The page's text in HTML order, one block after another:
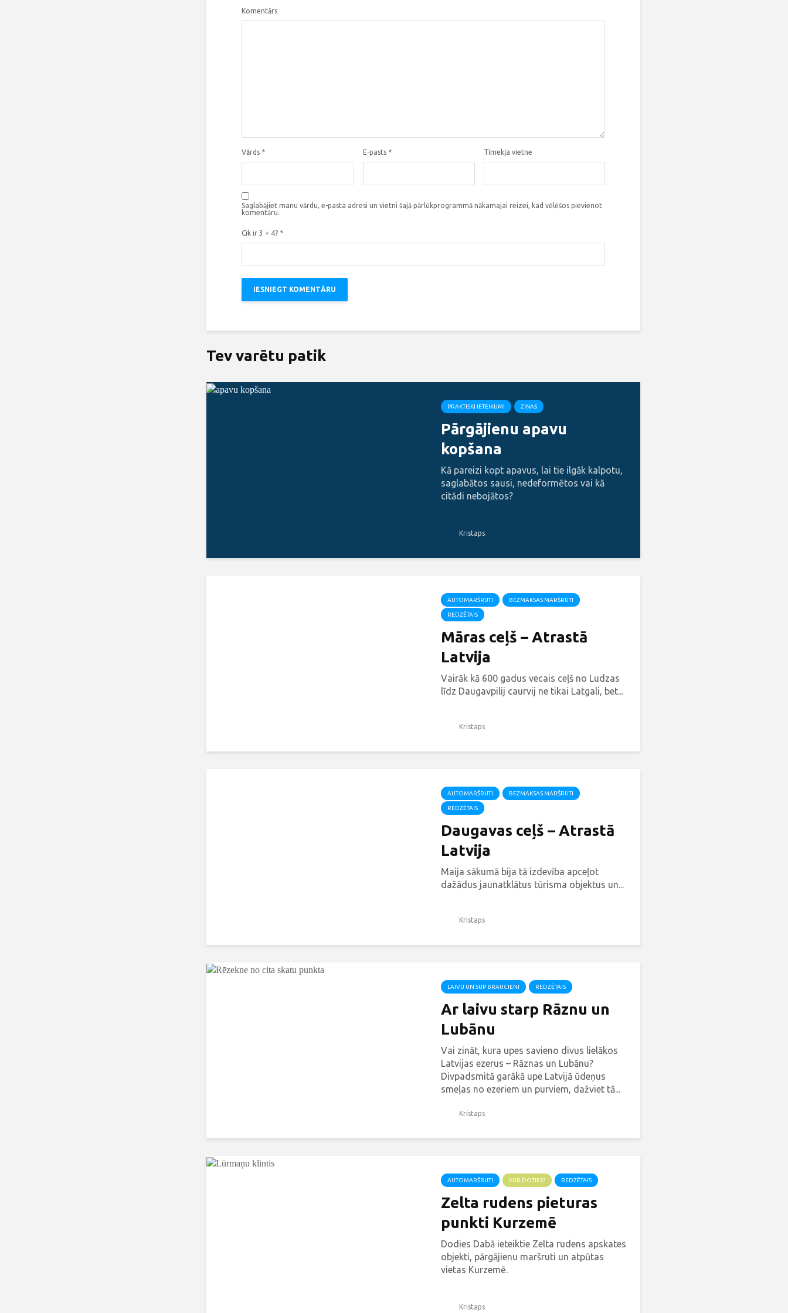
Komentārs
Vārds * E-pasts * Tīmekļa vietne
Saglabājiet manu vārdu, e-pasta adresi un vietni šajā pārlūkprogrammā nākamajai reizei, kad vēlēšos pievienot
komentāru.
Cik ir 3 + 4? *
Tev varētu patik
PRAKTISKI IETEIKUMI ZIŅAS
Pārgājienu apavu
kopšana
Kā pareizi kopt apavus, lai tie ilgāk kalpotu,
saglabātos sausi, nedeformētos vai kā
citādi nebojātos?
Kristaps
AUTOMARŠRUTI BEZMAKSAS MARŠRUTI
REDZĒTAIS
Māras ceļš – Atrastā
Latvija
Vairāk kā 600 gadus vecais ceļš no Ludzas
līdz Daugavpilij caurvij ne tikai Latgali, bet...
Kristaps
AUTOMARŠRUTI BEZMAKSAS MARŠRUTI
REDZĒTAIS
Daugavas ceļš – Atrastā
Latvija
Maija sākumā bija tā izdevība apceļot
dažādus jaunatklātus tūrisma objektus un...
Kristaps
LAIVU UN SUP BRAUCIENI REDZĒTAIS
Ar laivu starp Rāznu un
Lubānu
Vai zināt, kura upes savieno divus lielākos
Latvijas ezerus – Rāznas un Lubānu?
Divpadsmitā garākā upe Latvijā ūdeņus
smeļas no ezeriem un purviem, dažviet tā...
Kristaps
AUTOMARŠRUTI KUR DOTIES? REDZĒTAIS
Zelta rudens pieturas
punkti Kurzemē
Dodies Dabā ieteiktie Zelta rudens apskates
objekti, pārgājienu maršruti un atpūtas
vietas Kurzemē.
Kristaps